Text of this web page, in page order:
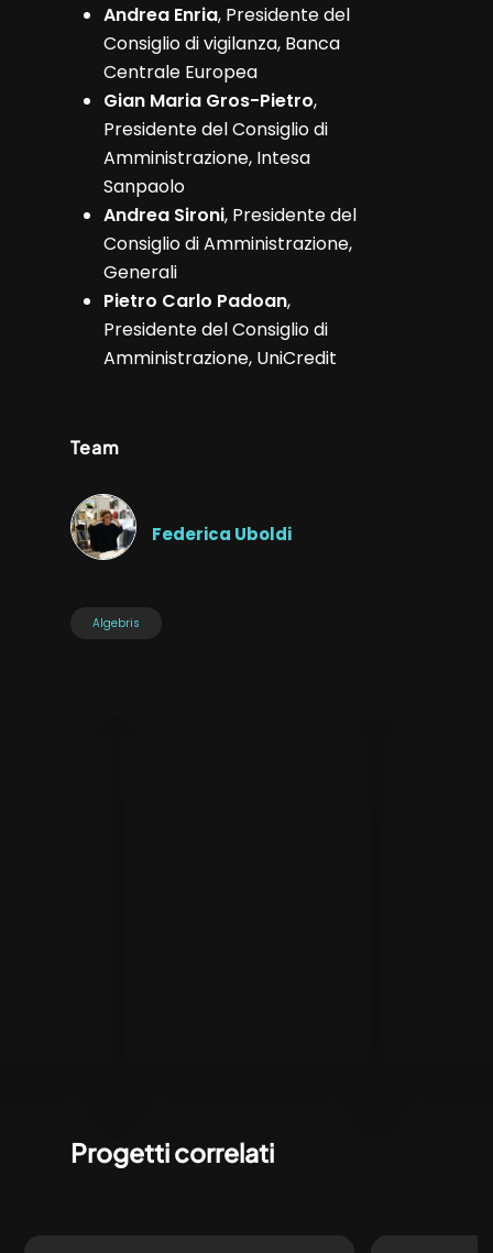
Andrea Enria, Presidente del
Consiglio di vigilanza, Banca
Centrale Europea
Gian Maria Gros-Pietro,
Presidente del Consiglio di
Amministrazione, Intesa
Sanpaolo
Andrea Sironi, Presidente del
Consiglio di Amministrazione,
Generali
Pietro Carlo Padoan,
Presidente del Consiglio di
Amministrazione, UniCredit
Team
Federica Uboldi
Algebris
Progetti correlati